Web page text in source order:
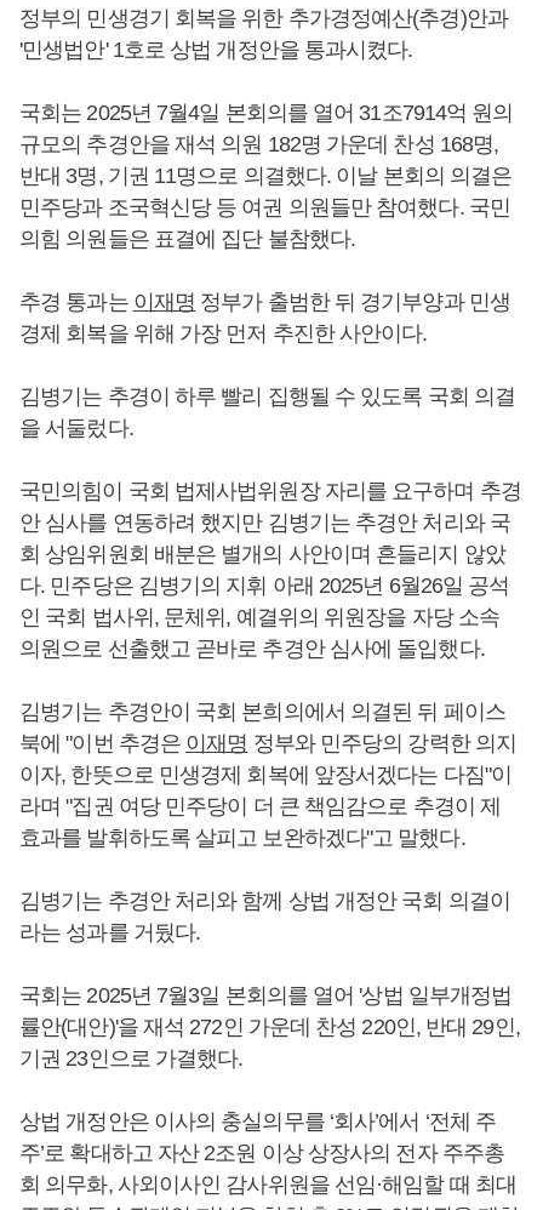
정부의 민생경기 회복을 위한 추가경정예산(추경)안과
'민생법안' 1호로 상법 개정안을 통과시켰다.
국회는 2025년 7월4일 본회의를 열어 31조7914억 원의
규모의 추경안을 재석 의원 182명 가운데 찬성 168명,
반대 3명, 기권 11명으로 의결했다. 이날 본회의 의결은
민주당과 조국혁신당 등 여권 의원들만 참여했다. 국민
의힘 의원들은 표결에 집단 불참했다.
추경 통과는 이재명 정부가 출범한 뒤 경기부양과 민생
경제 회복을 위해 가장 먼저 추진한 사안이다.
김병기는 추경이 하루 빨리 집행될 수 있도록 국회 의결
을 서둘렀다.
국민의힘이 국회 법제사법위원장 자리를 요구하며 추경
안 심사를 연동하려 했지만 김병기는 추경안 처리와 국
회 상임위원회 배분은 별개의 사안이며 흔들리지 않았
다. 민주당은 김병기의 지휘 아래 2025년 6월26일 공석
인 국회 법사위, 문체위, 예결위의 위원장을 자당 소속
의원으로 선출했고 곧바로 추경안 심사에 돌입했다.
김병기는 추경안이 국회 본희의에서 의결된 뒤 페이스
북에 "이번 추경은 이재명 정부와 민주당의 강력한 의지
이자, 한뜻으로 민생경제 회복에 앞장서겠다는 다짐"이
라며 "집권 여당 민주당이 더 큰 책임감으로 추경이 제
효과를 발휘하도록 살피고 보완하겠다"고 말했다.
김병기는 추경안 처리와 함께 상법 개정안 국회 의결이
라는 성과를 거뒀다.
국회는 2025년 7월3일 본회의를 열어 '상법 일부개정법
률안(대안)'을 재석 272인 가운데 찬성 220인, 반대 29인,
기권 23인으로 가결했다.
상법 개정안은 이사의 충실의무를 ‘회사’에서 ‘전체 주
주’로 확대하고 자산 2조원 이상 상장사의 전자 주주총
회 의무화, 사외이사인 감사위원을 선임·해임할 때 최대